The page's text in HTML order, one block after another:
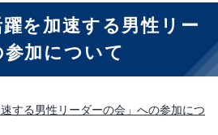
躍を加速する男性リー
加について
速する男性リーダーの会」への参加につ